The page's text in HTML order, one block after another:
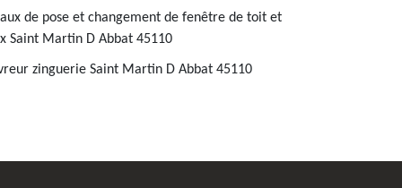
de pose et changement de fenêtre de toit et
Saint Martin D Abbat 45110
zinguerie Saint Martin D Abbat 45110